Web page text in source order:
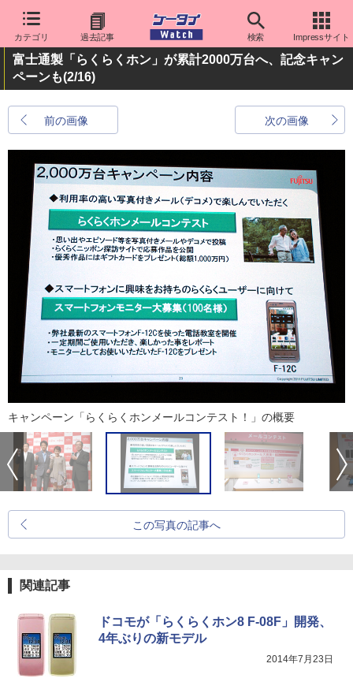
カテゴリ 過去記事 検索 Impressサイト
富士通製「らくらくホン」が累計2000万台へ、記念キャン
ペーンも(2/16)
前の画像 次の画像
キャンペーン「らくらくホンメールコンテスト！」の概要
この写真の記事へ
関連記事
ドコモが「らくらくホン8 F-08F」開発、
4年ぶりの新モデル
2014年7月23日